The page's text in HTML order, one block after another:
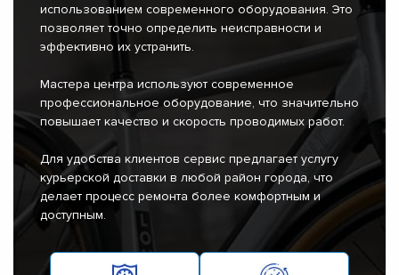
использованием современного оборудования. Это
позволяет точно определить неисправности и
эффективно их устранить.
Мастера центра используют современное
профессиональное оборудование, что значительно
повышает качество и скорость проводимых работ.
Для удобства клиентов сервис предлагает услугу
курьерской доставки в любой район города, что
делает процесс ремонта более комфортным и
доступным.